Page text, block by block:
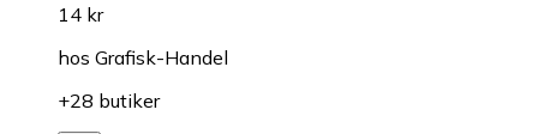
14 kr
hos Grafisk-Handel
+28 butiker